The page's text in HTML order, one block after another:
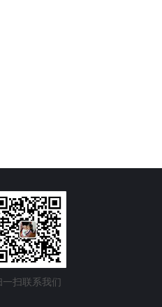
一扫联系我们